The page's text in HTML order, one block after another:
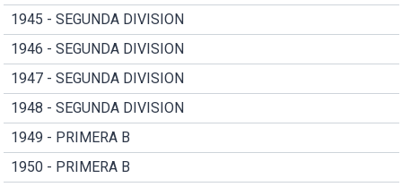
1945 - SEGUNDA DIVISION
1946 - SEGUNDA DIVISION
1947 - SEGUNDA DIVISION
1948 - SEGUNDA DIVISION
1949 - PRIMERA B
1950 - PRIMERA B